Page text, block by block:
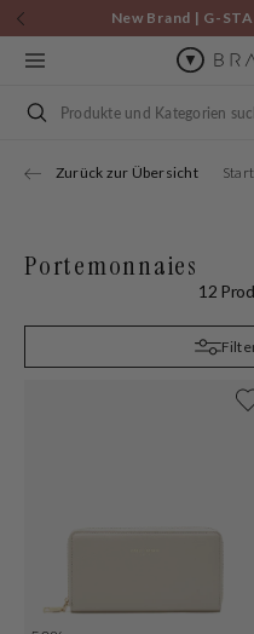
Zum
Inhalt
springen
New Brand | G-
Suchen
Zurück zur Übersicht
Portemonnaies
12